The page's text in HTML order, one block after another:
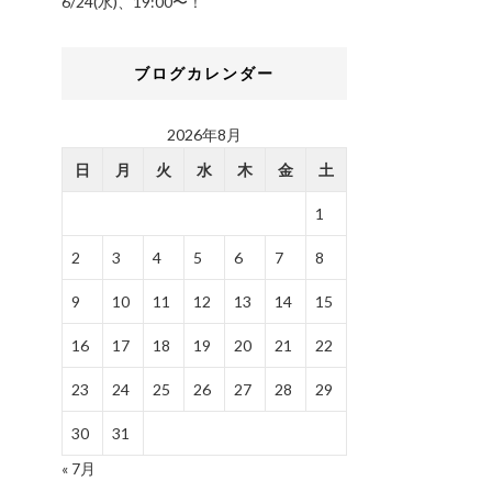
ブログカレンダー
2026年8月
日
月 火 水 木 金 土
1
2 3 4 5 6 7 8
9 10 11 12 13 14 15
16 17 18 19 20 21 22
23 24 25 26 27 28 29
30
31
« 7月